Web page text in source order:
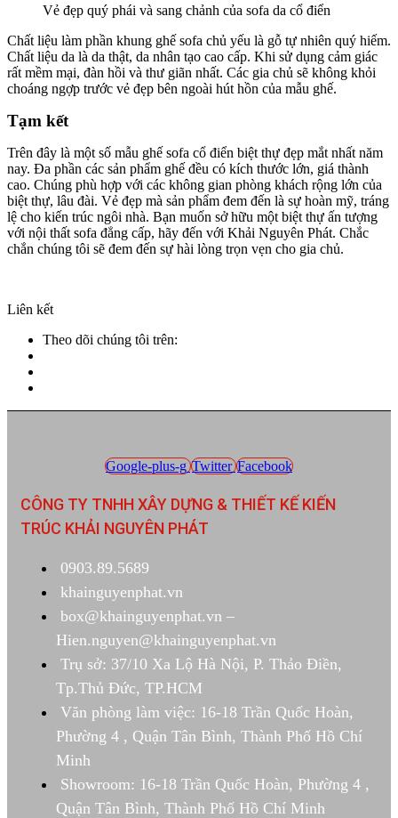
Vẻ đẹp quý phái và sang chảnh của sofa da cổ điển
Chất liệu làm phần khung ghế sofa chủ yếu là gỗ tự nhiên quý hiếm.
Chất liệu da là da thật, da nhân tạo cao cấp. Khi sử dụng cảm giác
rất mềm mại, đàn hồi và thư giãn nhất. Các gia chủ sẽ không khỏi
choáng ngợp trước vẻ đẹp bên ngoài hút hồn của mẫu ghế.
Tạm kết
Trên đây là một số mẫu ghế sofa cổ điển biệt thự đẹp mắt nhất năm
nay. Đa phần các sản phẩm ghế đều có kích thước lớn, giá thành
cao. Chúng phù hợp với các không gian phòng khách rộng lớn của
biệt thự, lâu đài. Vẻ đẹp mà sản phẩm đem đến là sự hoàn mỹ, tráng
lệ cho kiến trúc ngôi nhà. Bạn muốn sở hữu một biệt thự ấn tượng
với nội thất sofa đẳng cấp, hãy đến với Khải Nguyên Phát. Chắc
chắn chúng tôi sẽ đem đến sự hài lòng trọn vẹn cho gia chủ.
Liên kết
Theo dõi chúng tôi trên:
Google-plus-g Twitter Facebook
CÔNG TY TNHH XÂY DỰNG & THIẾT KẾ KIẾN
TRÚC KHẢI NGUYÊN PHÁT
0903.89.5689
khainguyenphat.vn
box@khainguyenphat.vn –
Hien.nguyen@khainguyenphat.vn
Trụ sở: 37/10 Xa Lộ Hà Nội, P. Thảo Điền,
Tp.Thủ Đức, TP.HCM
Văn phòng làm việc: 16-18 Trần Quốc Hoàn,
Phường 4 , Quận Tân Bình, Thành Phố Hồ Chí
Minh
Showroom: 16-18 Trần Quốc Hoàn, Phường 4 ,
Quận Tân Bình, Thành Phố Hồ Chí Minh